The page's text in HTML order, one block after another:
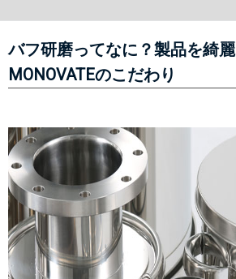
バフ研磨ってなに？製品を綺
MONOVATEのこだわり